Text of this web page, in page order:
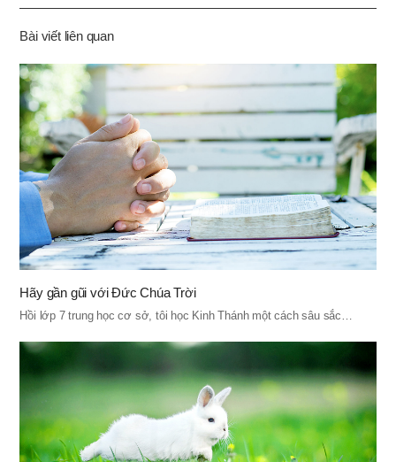
기
Bài viết liên quan
Hãy gần gũi với Đức Chúa Trời
Hồi lớp 7 trung học cơ sở, tôi học Kinh Thánh một cách sâu sắc…